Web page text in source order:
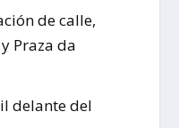
de calle,
Praza da
delante del